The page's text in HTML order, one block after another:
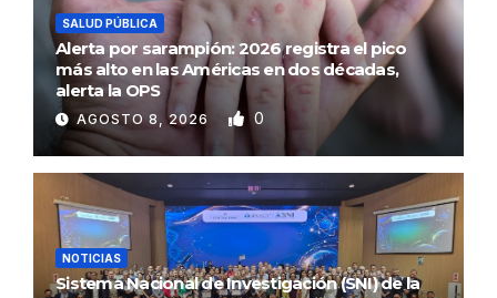
SALUD PÚBLICA
Alerta por sarampión: 2026 registra el pico
más alto en las Américas en dos décadas,
alerta la OPS
AGOSTO 8, 2026 0
NOTICIAS
Sistema Nacional de Investigación (SNI) de la